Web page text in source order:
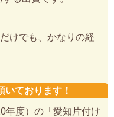
けでも、かなりの経
いております！
年度）の「愛知片付け